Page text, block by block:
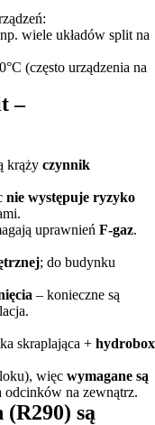
wiele układów split na
(często urządzenia na
–
krąży czynnik
nie występuje ryzyko
uprawnień F-gaz.
; do budynku
– konieczne są
skraplająca + hydrobox
więc wymagane są
odcinków na zewnątrz.
są